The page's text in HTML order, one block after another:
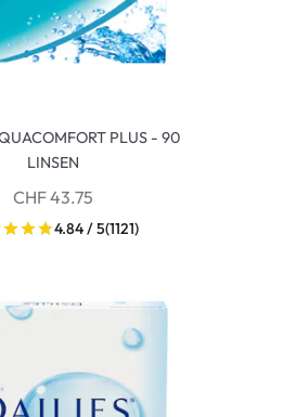
PLUS - 90
LINSEN
CHF 43.75
4.84 / 5(1121)